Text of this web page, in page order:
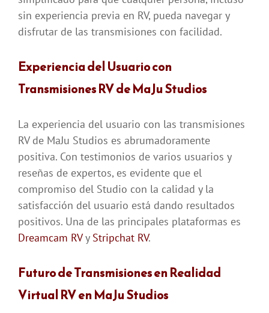
sin experiencia previa en RV, pueda navegar y
disfrutar de las transmisiones con facilidad.
Experiencia del Usuario con
Transmisiones RV de MaJu Studios
La experiencia del usuario con las transmisiones
RV de MaJu Studios es abrumadoramente
positiva. Con testimonios de varios usuarios y
reseñas de expertos, es evidente que el
compromiso del Studio con la calidad y la
satisfacción del usuario está dando resultados
positivos. Una de las principales plataformas es
Dreamcam RVy Stripchat RV.
Futuro de Transmisiones en Realidad
Virtual RV en MaJu Studios